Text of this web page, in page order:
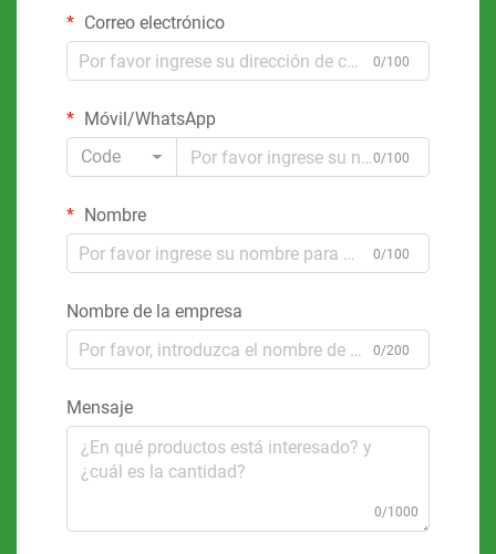
Correo electrónico
0/100
Móvil/WhatsApp
Code
0/100
Nombre
0/100
Nombre de la empresa
0/200
Mensaje
0/1000